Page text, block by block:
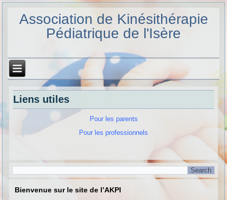
Association de Kinésithérapie
Pédiatrique de l'Isère
Liens utiles
Pour les parents
Pour les professionnels
Bienvenue sur le site de l’AKPI